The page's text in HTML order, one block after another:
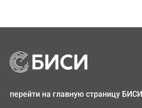
перейти на главную страницу БИСИ